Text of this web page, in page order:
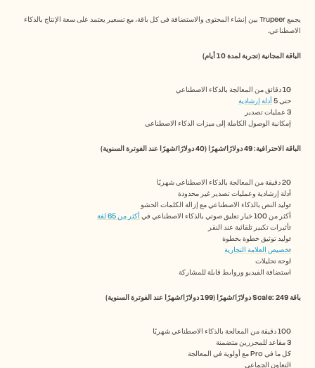
الاصطناعي.
الباقة المجانية (تجربة لمدة 10 أيام)
10 دقائق من المعالجة بالذكاء الاصطناعي
حتى 5
أدلة إرشادية
3 عمليات تصدير
إمكانية الوصول الكاملة إلى ميزات الذكاء الاصطناعي
الباقة الاحترافية: 49 دولارًا/شهرًا (40 دولارًا/شهرًا عند الفوترة السنوية)
20 دقيقة من المعالجة بالذكاء الاصطناعي شهريًا
أدلة إرشادية وعمليات تصدير غير محدودة
توليد النص بالذكاء الاصطناعي مع إزالة الكلمات الحشو
أكثر من 100 خيار تعليق صوتي بالذكاء الاصطناعي في
أكثر من 65 لغة
تأثيرات تكبير تلقائية عند النقر
توليد توثيق خطوة بخطوة
تخصيص العلامة التجارية
لوحة تحليلات
استضافة الفيديو وروابط قابلة للمشاركة
باقة Scale: 249 دولارًا/شهرًا (199 دولارًا/شهرًا عند الفوترة السنوية)
100 دقيقة من المعالجة بالذكاء الاصطناعي شهريًا
3 مقاعد للمحررين متضمنة
كل ما في Pro مع أولوية في المعالجة
التعاون الجماعي